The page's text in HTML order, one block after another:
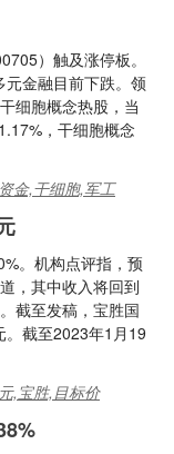
）触及涨停板。
元金融目前下跌。领
细胞概念热股，当
，干细胞概念
金,干细胞,军工
。机构点评指，预
，其中收入将回到
截至发稿，宝胜国
截至2023年1月19
,宝胜,目标价